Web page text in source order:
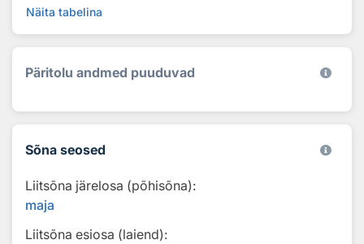
Näita tabelina
Päritolu andmed puuduvad
Sõna seosed
Liitsõna järelosa (põhisõna):
maja
Liitsõna esiosa (laiend):